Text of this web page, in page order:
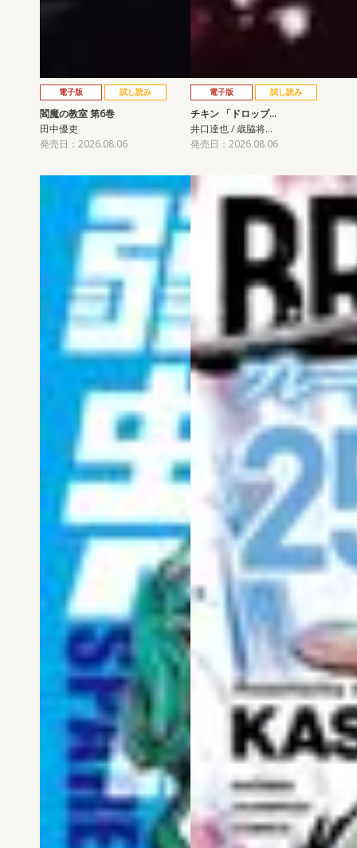
電子版 試し読み
閻魔の教室 第6巻
田中優吏
発売日：2026.08.06
電子版 試し読み
チキン 「ドロップ…
井口達也 / 歳脇将…
発売日：2026.08.06